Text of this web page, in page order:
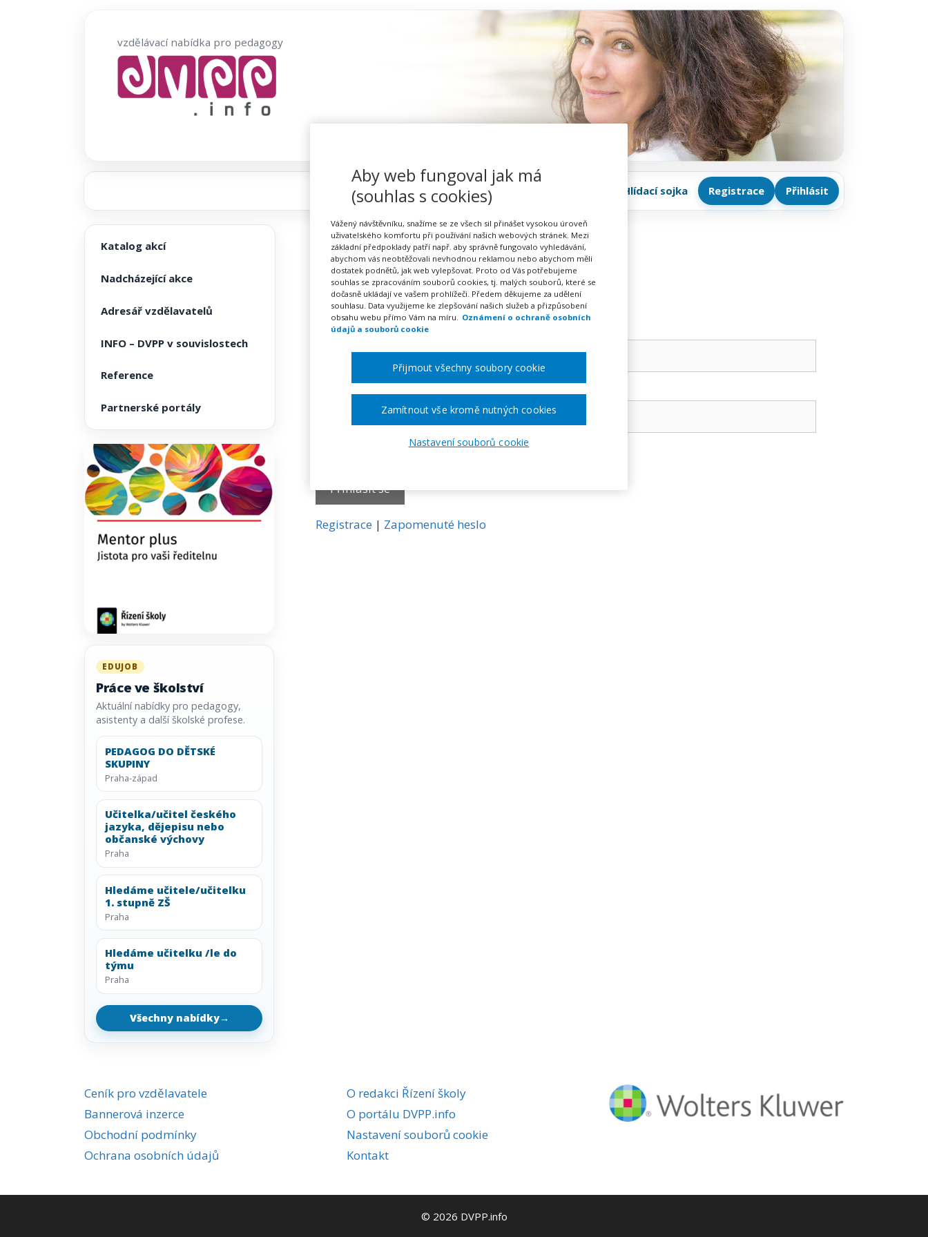
vzdělávací nabídka pro pedagogy
Hlídací sojka Registrace Přihlásit
Přihlásit se
E-mail
Pamatovat si mě
A
Registrace | Zapomenuté heslo
Katalog akcí
Nadcházející akce
Adresář vzdělavatelů
INFO – DVPP v souvislostech
Reference
Partnerské portály
EDUJOB
Práce ve školství
Aktuální nabídky pro pedagogy,
asistenty a další školské profese.
PEDAGOG DO DĚTSKÉ
SKUPINY
Praha-západ
Učitelka/učitel českého
jazyka, dějepisu nebo
občanské výchovy
Praha
Hledáme učitele/učitelku
1. stupně ZŠ
Praha
Hledáme učitelku /le do
týmu
Praha
Všechny nabídky→
Ceník pro vzdělavatele
Bannerová inzerce
Obchodní podmínky
Ochrana osobních údajů
O redakci Řízení školy
O portálu DVPP.info
Nastavení souborů cookie
Kontakt
© 2026 DVPP.info
Aby web fungoval jak má
(souhlas s cookies)
Vážený návštěvníku, snažíme se ze všech sil přinášet vysokou úroveň
uživatelského komfortu při používání našich webových stránek. Mezi
základní předpoklady patří např. aby správně fungovalo vyhledávání,
abychom vás neobtěžovali nevhodnou reklamou nebo abychom měli
dostatek podnětů, jak web vylepšovat. Proto od Vás potřebujeme
souhlas se zpracováním souborů cookies, tj. malých souborů, které se
dočasně ukládají ve vašem prohlížeči. Předem děkujeme za udělení
souhlasu. Data využijeme ke zlepšování našich služeb a přizpůsobení
obsahu webu přímo Vám na míru. Oznámení o ochraně osobních
údajů a souborů cookie
Nastavení souborů cookie
Zamítnout vše kromě nutných cookies
Přijmout všechny soubory cookie